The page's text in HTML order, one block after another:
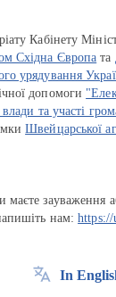
Кабінету
Східна Європа та
урядування
допомоги
влади та участі
Швейцарської
зауваження
нам:https://
In